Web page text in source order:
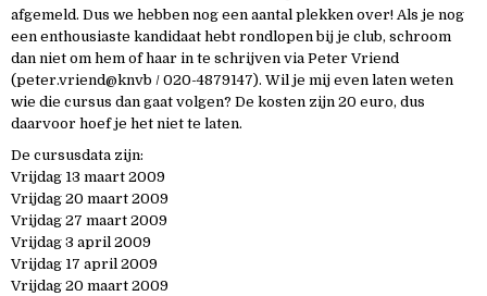
afgemeld. Dus we hebben nog een aantal plekken over! Als je nog
een enthousiaste kandidaat hebt rondlopen bij je club, schroom
dan niet om hem of haar in te schrijven via Peter Vriend
(peter.vriend@knvb / 020-4879147). Wil je mij even laten weten
wie die cursus dan gaat volgen? De kosten zijn 20 euro, dus
daarvoor hoef je het niet te laten.
De cursusdata zijn:
Vrijdag 13 maart 2009
Vrijdag 20 maart 2009
Vrijdag 27 maart 2009
Vrijdag 3 april 2009
Vrijdag 17 april 2009
Vrijdag 20 maart 2009